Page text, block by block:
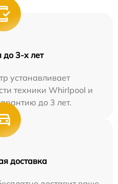
до 3-х лет
устанавливает
техники Whirlpool и
до 3 лет.
доставка